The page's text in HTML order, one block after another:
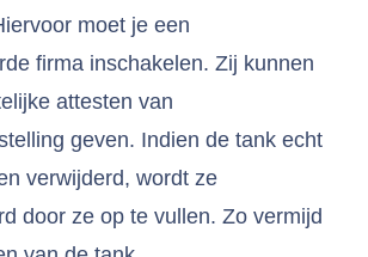
moet je een
firma inschakelen. Zij kunnen
attesten van
geven. Indien de tank echt
verwijderd, wordt ze
door ze op te vullen. Zo vermijd